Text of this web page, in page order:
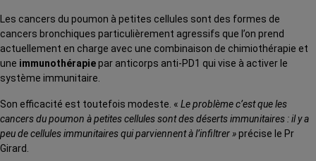
Les cancers du poumon à petites cellules sont des formes de
cancers bronchiques particulièrement agressifs que l’on prend
actuellement en charge avec une combinaison de chimiothérapie et
une immunothérapiepar anticorps anti-PD1 qui vise à activer le
système immunitaire.
Son efficacité est toutefois modeste. « Le problème c’est que les
cancers du poumon à petites cellules sont des déserts immunitaires : il y a
peu de cellules immunitaires qui parviennent à l’infiltrer »précise le Pr
Girard.